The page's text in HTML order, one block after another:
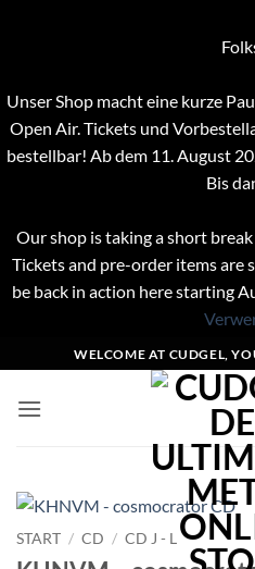
Unser Shop macht eine kurze
Open Air. Tickets und
bestellbar! Ab dem 11. August
Bis
Our shop is taking a short break
Tickets and pre-order items are
be back in action here starting
Inhalt
springen
WELCOME AT CUDGEL,
START / CD / CD J - L